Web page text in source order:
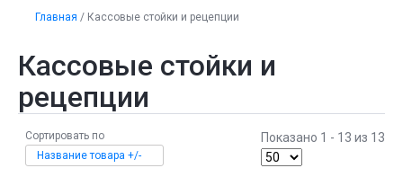
Главная / Кассовые стойки и рецепции
Кассовые стойки и
рецепции
Сортировать по
Название товара +/-
Показано 1 - 13 из 13